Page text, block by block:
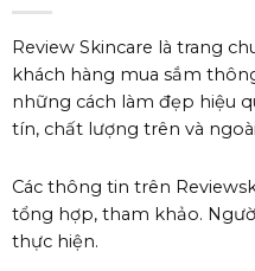
Review Skincare là trang
khách hàng mua sắm
những cách làm đẹp hiệu
tín, chất lượng trên và
Các thông tin trên
tổng hợp, tham khảo.
thực hiện.